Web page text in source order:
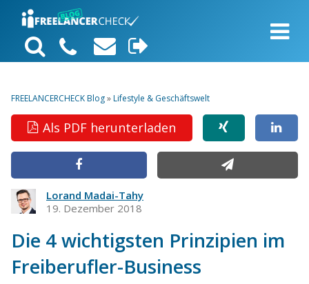
FREELANCERCHECK Blog»Lifestyle & Geschäftswelt
Als PDF herunterladen
Lorand Madai-Tahy
19. Dezember 2018
Die 4 wichtigsten Prinzipien im
Freiberufler-Business